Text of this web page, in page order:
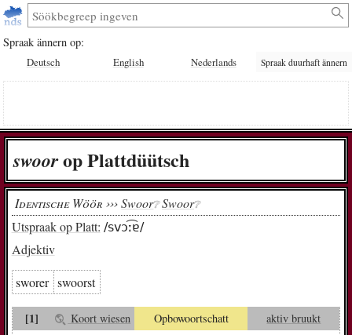
Spraak ännern op:
Deutsch English Nederlands Spraak duurhaft ännern
swoorop Plattdüütsch
Utspraak op Platt: /svɔː͡ɐ/
Adjektiv
sworer swoorst
[1] Koort wiesen Opbowoortschatt aktiv bruukt
Identische Wöör ››› Swoor❔︎ Swoor❔︎